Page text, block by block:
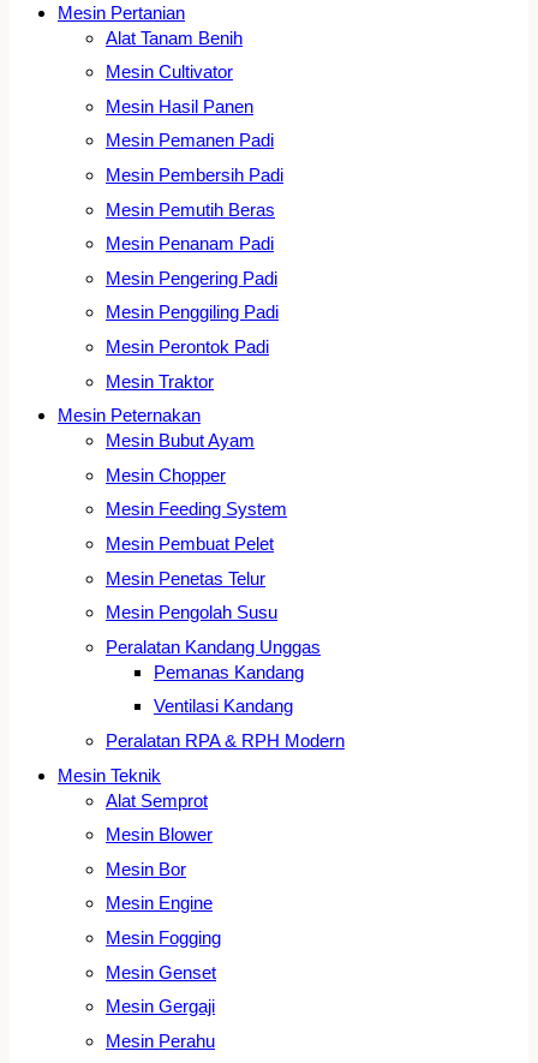
Mesin Pertanian
Alat Tanam Benih
Mesin Cultivator
Mesin Hasil Panen
Mesin Pemanen Padi
Mesin Pembersih Padi
Mesin Pemutih Beras
Mesin Penanam Padi
Mesin Pengering Padi
Mesin Penggiling Padi
Mesin Perontok Padi
Mesin Traktor
Mesin Peternakan
Mesin Bubut Ayam
Mesin Chopper
Mesin Feeding System
Mesin Pembuat Pelet
Mesin Penetas Telur
Mesin Pengolah Susu
Peralatan Kandang Unggas
Pemanas Kandang
Ventilasi Kandang
Peralatan RPA & RPH Modern
Mesin Teknik
Alat Semprot
Mesin Blower
Mesin Bor
Mesin Engine
Mesin Fogging
Mesin Genset
Mesin Gergaji
Mesin Perahu